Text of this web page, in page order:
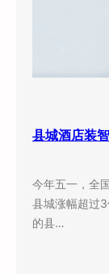
今年五一，全
县城涨幅超过
的县…